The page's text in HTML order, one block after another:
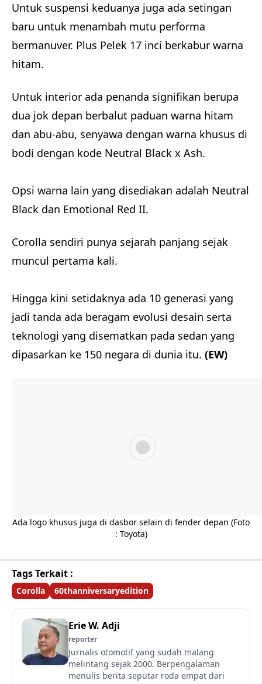
Untuk suspensi keduanya juga ada setingan
baru untuk menambah mutu performa
bermanuver. Plus Pelek 17 inci berkabur warna
hitam.
Untuk interior ada penanda signifikan berupa
dua jok depan berbalut paduan warna hitam
dan abu-abu, senyawa dengan warna khusus di
bodi dengan kode Neutral Black x Ash.
Opsi warna lain yang disediakan adalah Neutral
Black dan Emotional Red II.
Corolla sendiri punya sejarah panjang sejak
muncul pertama kali.
Hingga kini setidaknya ada 10 generasi yang
jadi tanda ada beragam evolusi desain serta
teknologi yang disematkan pada sedan yang
dipasarkan ke 150 negara di dunia itu. (EW)
Ada logo khusus juga di dasbor selain di fender depan (Foto
: Toyota)
Tags Terkait :
Corolla 60thanniversaryedition
Erie W. Adji
reporter
Jurnalis otomotif yang sudah malang
melintang sejak 2000. Berpengalaman
menulis berita seputar roda empat dari